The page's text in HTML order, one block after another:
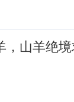
，山羊绝